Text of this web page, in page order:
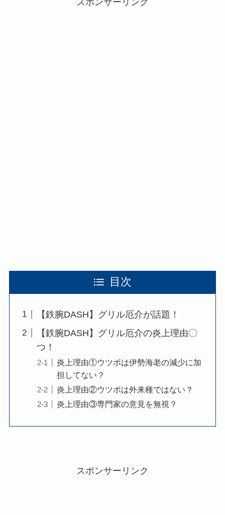
目次
【鉄腕DASH】グリル厄介が話題！
【鉄腕DASH】グリル厄介の炎上理由〇
つ！
炎上理由①ウツボは伊勢海老の減少に加
担してない？
炎上理由②ウツボは外来種ではない？
炎上理由③専門家の意見を無視？
スポンサーリンク